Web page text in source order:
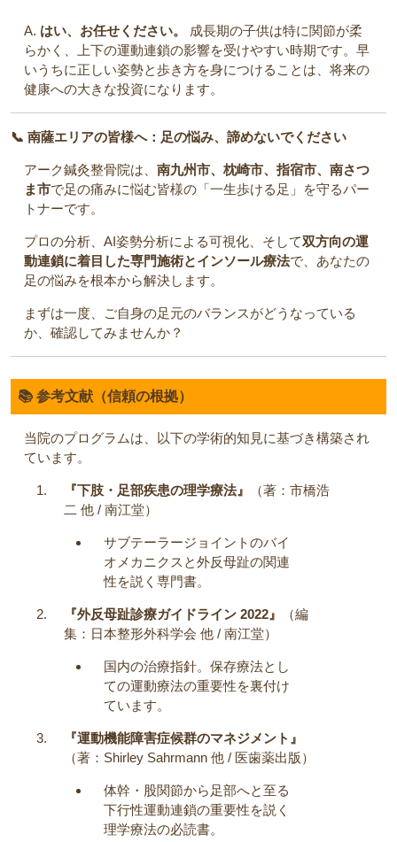
A. はい、お任せください。
成長期の子供は特に関節が柔
らかく、上下の運動連鎖の影響を受けやすい時期です。早
いうちに正しい姿勢と歩き方を身につけることは、将来の
健康への大きな投資になります。
📞 南薩エリアの皆様へ：足の悩み、諦めないでください
アーク鍼灸整骨院は、 南九州市、枕崎市、指宿市、南さつ
ま市で足の痛みに悩む皆様の「一生歩ける足」を守るパー
トナーです。
プロの分析、AI姿勢分析による可視化、そして双方向の運
動連鎖に着目した専門施術とインソール療法で、あなたの
足の悩みを根本から解決します。
まずは一度、ご自身の足元のバランスがどうなっている
か、確認してみませんか？
📚 参考文献（信頼の根拠）
当院のプログラムは、以下の学術的知見に基づき構築され
ています。
『下肢・足部疾患の理学療法』
（著：市橋浩
二 他 / 南江堂）
サブテーラージョイントのバイ
オメカニクスと外反母趾の関連
性を説く専門書。
『外反母趾診療ガイドライン 2022』
（編
集：日本整形外科学会 他 / 南江堂）
国内の治療指針。保存療法とし
ての運動療法の重要性を裏付け
ています。
『運動機能障害症候群のマネジメント』
（著：Shirley Sahrmann 他 / 医歯薬出版）
体幹・股関節から足部へと至る
下行性運動連鎖の重要性を説く
理学療法の必読書。